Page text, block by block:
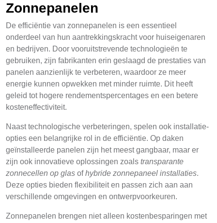
Zonnepanelen
De efficiëntie van zonnepanelen is een essentieel
onderdeel van hun aantrekkingskracht voor huiseigenaren
en bedrijven. Door vooruitstrevende technologieën te
gebruiken, zijn fabrikanten erin geslaagd de prestaties van
panelen aanzienlijk te verbeteren, waardoor ze meer
energie kunnen opwekken met minder ruimte. Dit heeft
geleid tot hogere rendementspercentages en een betere
kosteneffectiviteit.
Naast technologische verbeteringen, spelen ook installatie-
opties een belangrijke rol in de efficiëntie. Op daken
geïnstalleerde panelen zijn het meest gangbaar, maar er
zijn ook innovatieve oplossingen zoals transparante
zonnecellen op glas ofhybride zonnepaneel installaties.
Deze opties bieden flexibiliteit en passen zich aan aan
verschillende omgevingen en ontwerpvoorkeuren.
Zonnepanelen brengen niet alleen kostenbesparingen met